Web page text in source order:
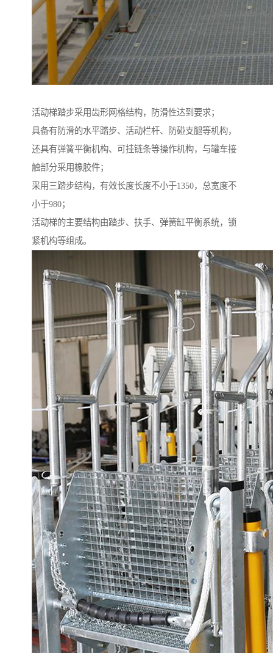
活动梯踏步采用齿形网格结构，防滑性达到要求；
具备有防滑的水平踏步、活动栏杆、防碰支腿等机构，
还具有弹簧平衡机构、可挂链条等操作机构，与罐车接
触部分采用橡胶件；
采用三踏步结构，有效长度长度不小于1350，总宽度不
小于980；
活动梯的主要结构由踏步、扶手、弹簧缸平衡系统，锁
紧机构等组成。